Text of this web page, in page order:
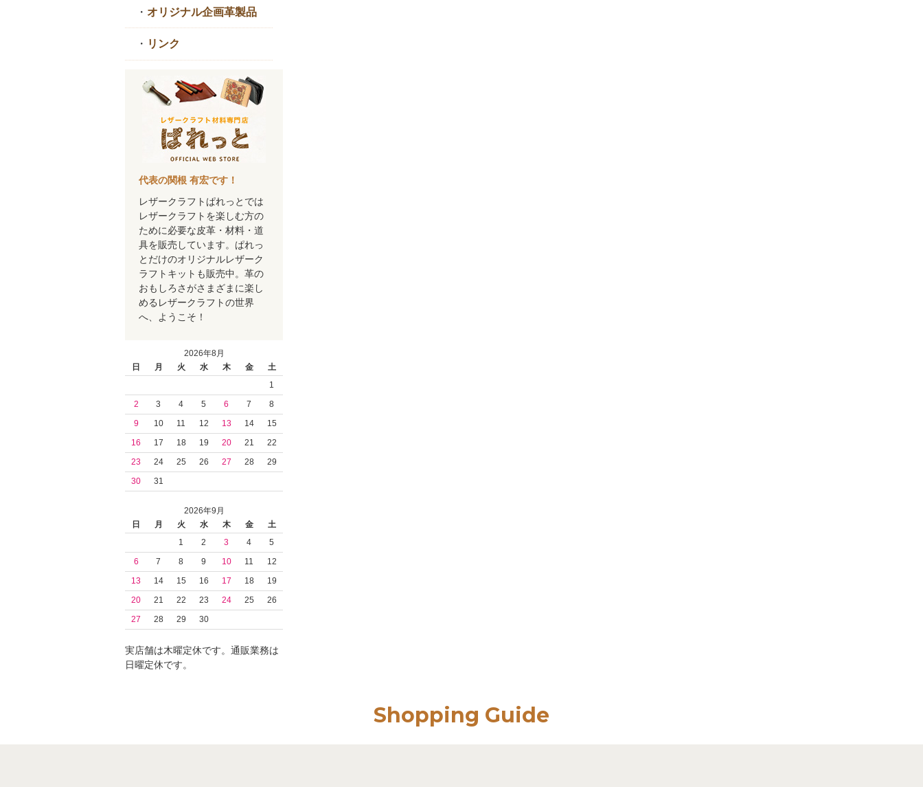
・ オリジナル企画革製品
・ リンク
代表の関根 有宏です！
レザークラフトぱれっとでは
レザークラフトを楽しむ方の
ために必要な皮革・材料・道
具を販売しています。ぱれっ
とだけのオリジナルレザーク
ラフトキットも販売中。革の
おもしろさがさまざまに楽し
めるレザークラフトの世界
へ、ようこそ！
2026年8月
日
月 火 水 木 金
土
1
2
3 4 5 6 7
8
9
10 11 12 13 14
15
16
17 18 19 20 21
22
23
24 25 26 27 28
29
30
31
2026年9月
日
月 火 水 木 金
土
1
2 3 4
5
6
7 8 9 10 11
12
13
14 15 16 17 18
19
20
21 22 23 24 25
26
27
28 29 30
実店舗は木曜定休です。通販業務は
日曜定休です。
Shopping Guide